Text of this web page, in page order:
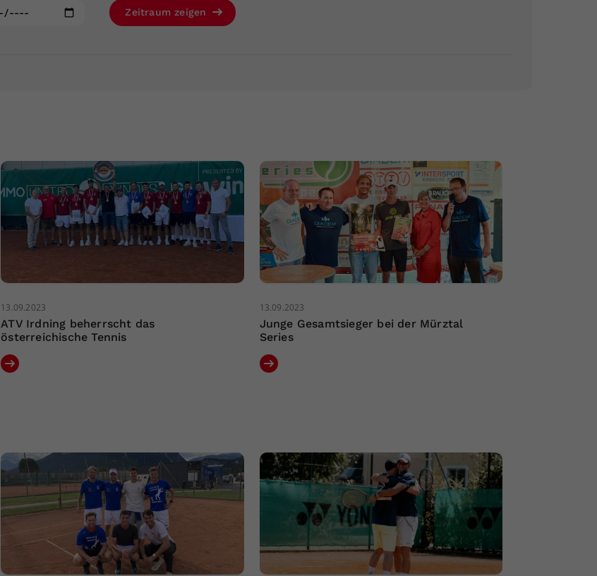
Zeitraum zeigen
13.09.2023
ATV Irdning beherrscht das
österreichische Tennis
13.09.2023
Junge Gesamtsieger bei der Mürztal
Series
Ihrer vorgenommen Einstellungen, falls der